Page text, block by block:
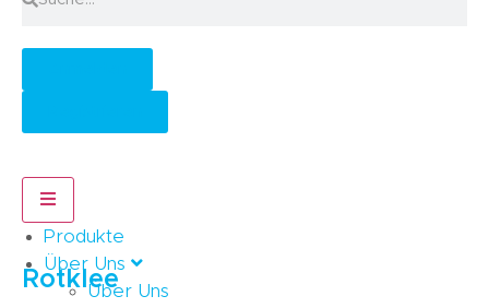
Produkte
Über Uns
Über Uns
Hamburger Toggle Menu
Rotklee